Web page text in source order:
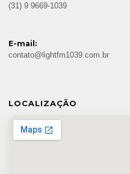
(31) 9 9669-1039
E-mail:
contato@lightfm1039.com.br
LOCALIZAÇÃO